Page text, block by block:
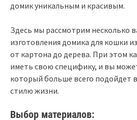
домик уникальным и красивым.
Здесь мы рассмотрим несколько
изготовления домика для кошки
от картона до дерева. При этом
иметь свою специфику, и вы
который больше всего подойдет
стилю жизни.
Выбор материалов: